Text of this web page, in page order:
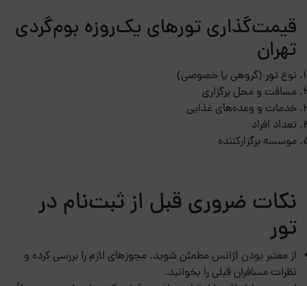
قیمت‌گذاری تورهای یک‌روزه بوم‌گردی
تهران
نوع تور (گروهی یا خصوصی)
مسافت و محل برگزاری
خدمات و وعده‌های غذایی
تعداد افراد
موسسه برگزارکننده
نکات ضروری قبل از ثبت‌نام در
تور
از معتبر بودن آژانس مطمئن شوید. مجوزهای لازم را بررسی کرده و
نظرات مسافران قبلی را بخوانید.